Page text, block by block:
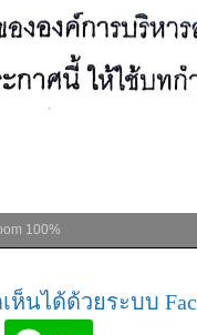
100%
ได้ด้วยระบบ